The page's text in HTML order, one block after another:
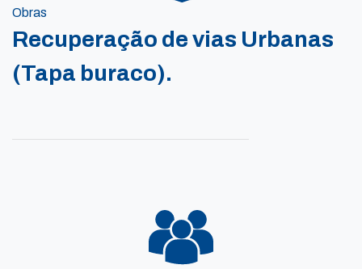
Obras
Recuperação de vias Urbanas
(Tapa buraco).